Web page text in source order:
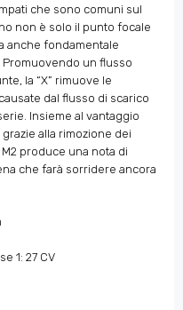
che sono comuni sul
non è solo il punto focale
anche fondamentale
un flusso
la “X” rimuove le
dal flusso di scarico
Insieme al vantaggio
alla rimozione dei
produce una nota di
che farà sorridere ancora
1: 27 CV